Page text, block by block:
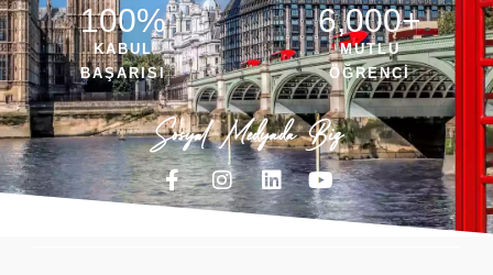
KABUL
BAŞARISI
100%
MUTLU
ÖĞRENCİ
6,000+
Sosyal Medyada Biz